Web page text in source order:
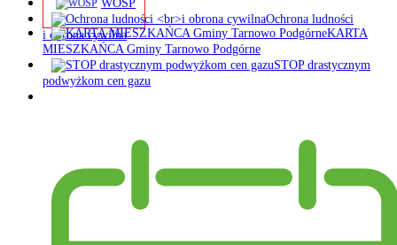
WOŚP
Ochrona ludności
i obrona cywilna
KARTA
MIESZKAŃCA Gminy Tarnowo Podgórne
STOP drastycznym
podwyżkom cen gazu